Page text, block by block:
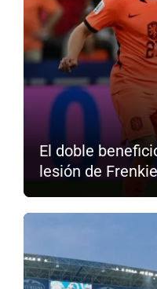
El doble
lesión de